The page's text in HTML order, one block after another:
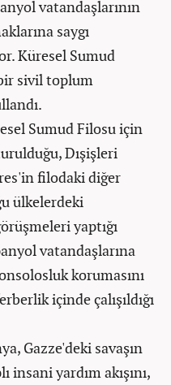
vatandaşlarının
saygı
Küresel Sumud
sivil toplum
Sumud Filosu için
Dışişleri
filodaki diğer
ülkelerdeki
yaptığı
vatandaşlarına
korumasını
içinde çalışıldığı
Gazze'deki savaşın
insani yardım akışını,